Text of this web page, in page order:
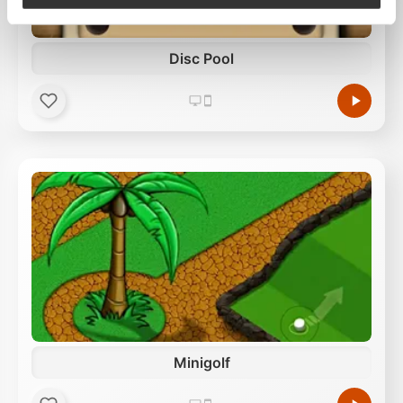
Funktionen für soziale Medien anbieten zu können
und die Zugriffe auf unsere Website zu analysieren.
Außerdem geben wir Informationen zu Ihrer
soziale Medien, Werbung und Analysen weiter.
Ihrer Nutzung der Dienste gesammelt haben.
Disc Pool
Minigolf